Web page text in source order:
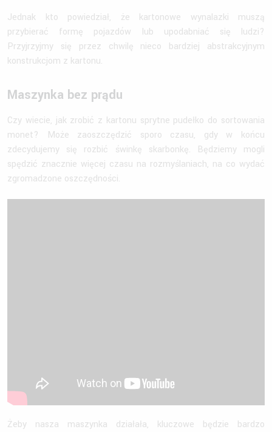
Jednak kto powiedział, że kartonowe wynalazki muszą
przybierać formę pojazdów lub upodabniać się ludzi?
Przyjrzyjmy się przez chwilę nieco bardziej abstrakcyjnym
konstrukcjom z kartonu.
Maszynka bez prądu
Czy wiecie, jak zrobić z kartonu sprytne pudełko do sortowania
monet? Może zaoszczędzić sporo czasu, gdy w końcu
zdecydujemy się rozbić świnkę skarbonkę. Będziemy mogli
spędzić znacznie więcej czasu na rozmyślaniach, na co wydać
zgromadzone oszczędności.
Żeby nasza maszynka działała, kluczowe będzie bardzo